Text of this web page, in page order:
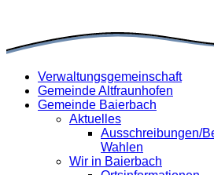
Verwaltungsgemeinschaft
Gemeinde Altfraunhofen
Gemeinde Baierbach
Aktuelles
Ausschreibungen/
Wahlen
Wir in Baierbach